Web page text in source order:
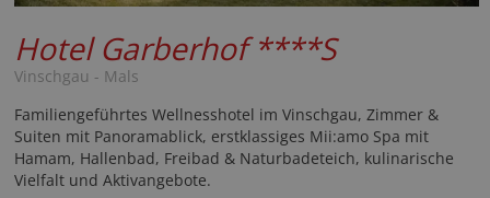
Hotel Garberhof****S
Vinschgau - Mals
Familiengeführtes Wellnesshotel im Vinschgau, Zimmer &
Suiten mit Panoramablick, erstklassiges Mii:amo Spa mit
Hamam, Hallenbad, Freibad & Naturbadeteich, kulinarische
Vielfalt und Aktivangebote.